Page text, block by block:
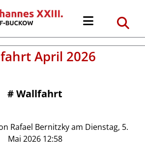
April 2026
#Wallfahrt
Rafael Bernitzky am Dienstag, 5.
Mai 2026 12:58